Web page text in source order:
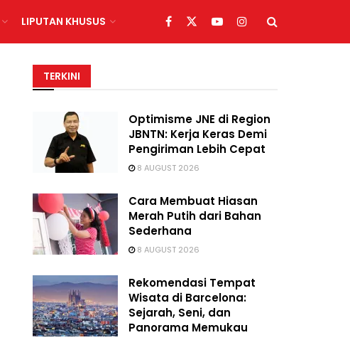
LIPUTAN KHUSUS
TERKINI
Optimisme JNE di Region
JBNTN: Kerja Keras Demi
Pengiriman Lebih Cepat
8 AUGUST 2026
Cara Membuat Hiasan
Merah Putih dari Bahan
Sederhana
8 AUGUST 2026
Rekomendasi Tempat
Wisata di Barcelona:
Sejarah, Seni, dan
Panorama Memukau